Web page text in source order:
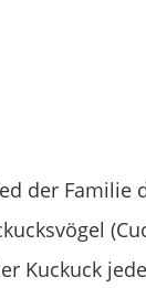
der Familie
Kuckuck